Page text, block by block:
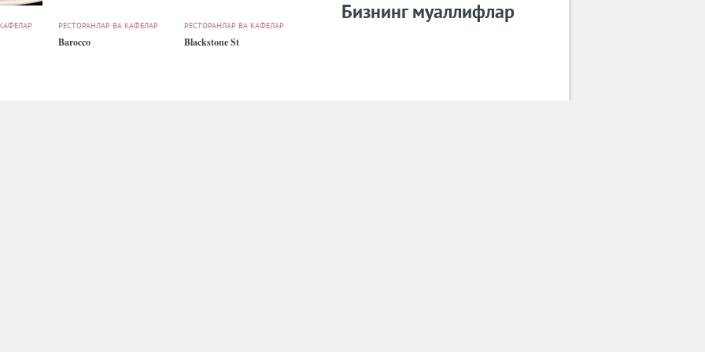
РЕСТОРАНЛАР ВА КАФЕЛАР
Barocco
РЕСТОРАНЛАР ВА КАФЕЛАР
Blackstone St
Бизнинг муаллифлар